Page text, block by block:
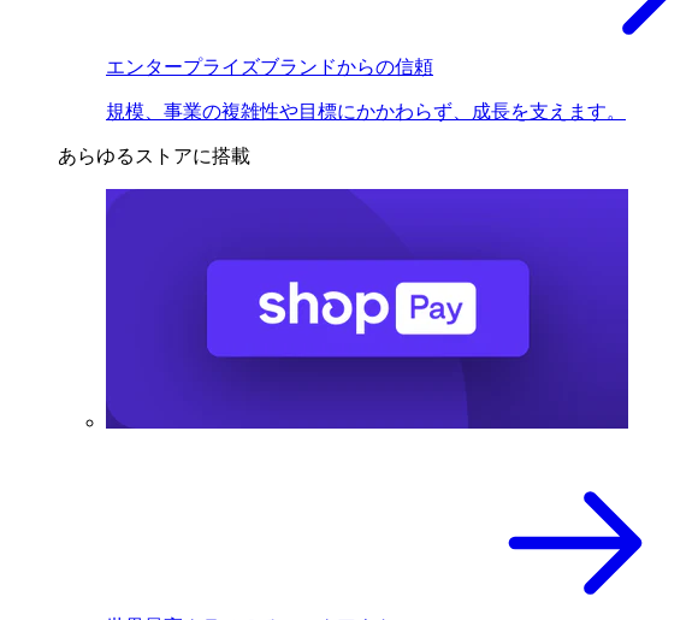
エンタープライズブランドからの信頼
規模、事業の複雑性や目標にかかわらず、成長を支えます。
あらゆるストアに搭載